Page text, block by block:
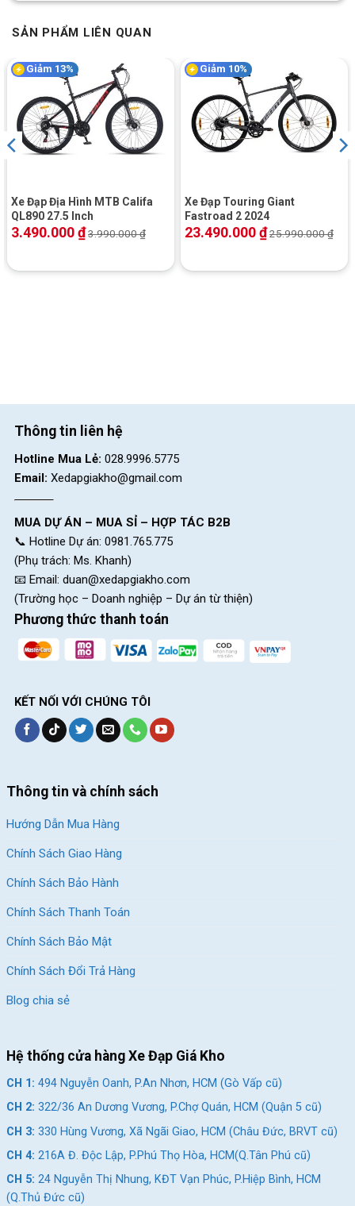
SẢN PHẨM LIÊN QUAN
Giảm 13%
Xe Đạp Địa Hình MTB Califa
QL890 27.5 Inch
3.490.000₫3.990.000₫
Giảm 10%
Xe Đạp Touring Giant
Fastroad 2 2024
23.490.000₫25.990.000₫
Thông tin liên hệ
Hotline Mua Lẻ: 028.9996.5775
Email: Xedapgiakho@gmail.com
MUA DỰ ÁN – MUA SỈ – HỢP TÁC B2B
📞 Hotline Dự án: 0981.765.775
(Phụ trách: Ms. Khanh)
📧 Email: duan@xedapgiakho.com
(Trường học – Doanh nghiệp – Dự án từ thiện)
Phương thức thanh toán
KẾT NỐI VỚI CHÚNG TÔI
Thông tin và chính sách
Hướng Dẫn Mua Hàng
Chính Sách Giao Hàng
Chính Sách Bảo Hành
Chính Sách Thanh Toán
Chính Sách Bảo Mật
Chính Sách Đổi Trả Hàng
Blog chia sẻ
Hệ thống cửa hàng Xe Đạp Giá Kho
CH 1: 494 Nguyễn Oanh, P.An Nhơn, HCM (Gò Vấp cũ)
CH 2: 322/36 An Dương Vương, P.Chợ Quán, HCM (Quận 5 cũ)
CH 3: 330 Hùng Vương, Xã Ngãi Giao, HCM (Châu Đức, BRVT cũ)
CH 4: 216A Đ. Độc Lập, P.Phú Thọ Hòa, HCM(Q.Tân Phú cũ)
CH 5: 24 Nguyễn Thị Nhung, KĐT Vạn Phúc, P.Hiệp Bình, HCM
(Q.Thủ Đức cũ)